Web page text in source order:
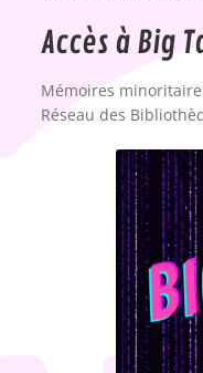
Accès à Big
Mémoires
Réseau des